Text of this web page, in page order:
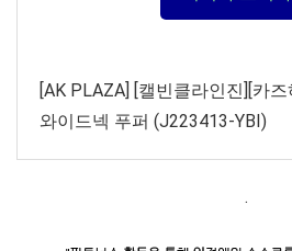
[AK PLAZA] [캘빈클라인진][카
와이드넥 푸퍼 (J223413-YBI)
.